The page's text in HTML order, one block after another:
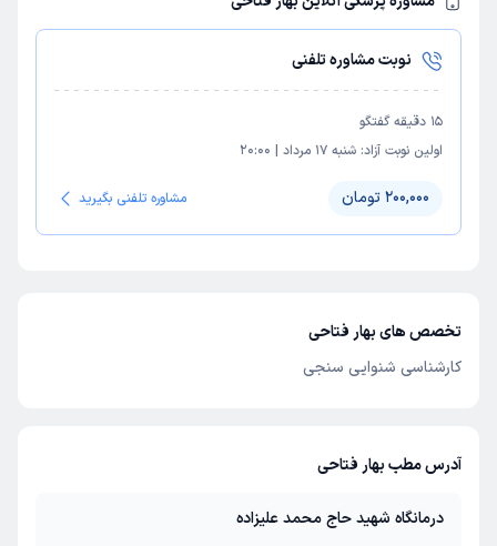
نوبت مشاوره تلفنی
15 دقیقه گفتگو
اولین نوبت آزاد: شنبه 17 مرداد |
20:00
200,000 تومان مشاوره تلفنی بگیرید
تخصص های بهار فتاحی
کارشناسی شنوایی سنجی
آدرس مطب بهار فتاحی
درمانگاه شهید حاج‌ محمد علیزاده